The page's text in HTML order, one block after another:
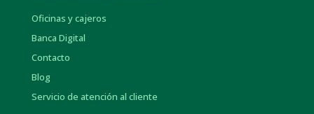
Oficinas y cajeros
Banca Digital
Contacto
Blog
Servicio de atención al cliente